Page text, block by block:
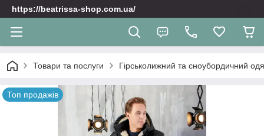
https://beatrissa-shop.com.ua/
Товари та послуги Гірськолижний та сноубордичний
Топ продажів